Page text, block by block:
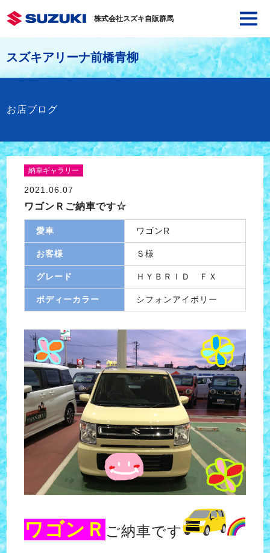
株式会社スズキ自販群馬
スズキアリーナ前橋青柳
お店ブログ
納車ギャラリー
2021.06.07
ワゴンＲご納車です☆
愛車 ワゴンR
お客様 Ｓ様
グレード ＨＹＢＲＩＤ ＦＸ
ボディーカラー シフォンアイボリー
ワゴンＲ ご納車です